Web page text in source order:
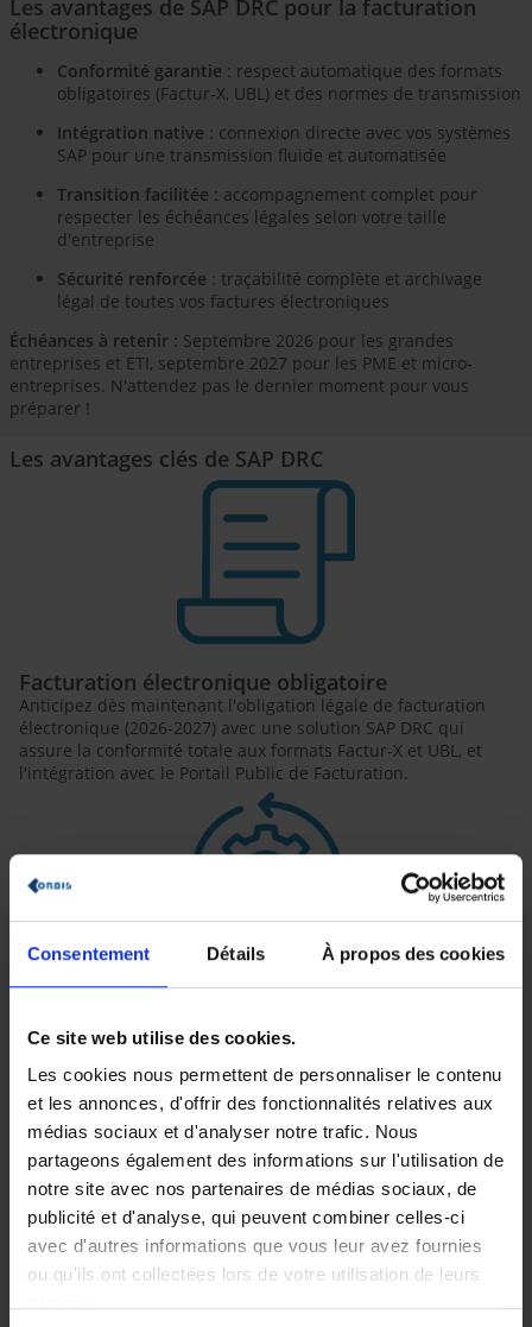
Consentement Détails À propos des cookies
Ce site web utilise des cookies.
Les cookies nous permettent de personnaliser le contenu
et les annonces, d'offrir des fonctionnalités relatives aux
médias sociaux et d'analyser notre trafic. Nous
partageons également des informations sur l'utilisation de
notre site avec nos partenaires de médias sociaux, de
publicité et d'analyse, qui peuvent combiner celles-ci
avec d'autres informations que vous leur avez fournies
ou qu'ils ont collectées lors de votre utilisation de leurs
Les avantages de SAP DRC pour la facturation
électronique
Conformité garantie : respect automatique des formats
obligatoires (Factur-X, UBL) et des normes de transmission
Intégration native : connexion directe avec vos systèmes
SAP pour une transmission fluide et automatisée
Transition facilitée : accompagnement complet pour
respecter les échéances légales selon votre taille
d'entreprise
Sécurité renforcée : traçabilité complète et archivage
légal de toutes vos factures électroniques
Échéances à retenir : Septembre 2026 pour les grandes
entreprises et ETI, septembre 2027 pour les PME et micro-
entreprises. N'attendez pas le dernier moment pour vous
préparer !
Les avantages clés de SAP DRC
Facturation électronique obligatoire
Anticipez dès maintenant l'obligation légale de facturation
électronique (2026-2027) avec une solution SAP DRC qui
assure la conformité totale aux formats Factur-X et UBL, et
l'intégration avec le Portail Public de Facturation.
Automatisation complète
vos rapports financiers grâce à l'automatisation des
Conformité garantie
Respectez les normes IFRS, US GAAP, et les réglementations
locales avec des modèles préconfigurés et régulièrement mis